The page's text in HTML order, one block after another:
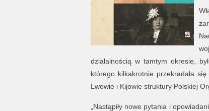
działalnością w tamtym okresie,
którego kilkakrotnie przekradała
Lwowie i Kijowie struktury Polskiej
„Nastąpiły nowe pytania i